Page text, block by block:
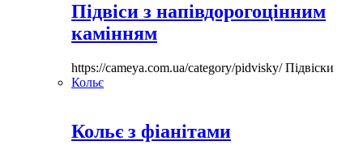
Підвіси з напівдорогоцінним
камінням
https://cameya.com.ua/category/pidvisky/Підвіски
Кольє
Кольє з фіанітами